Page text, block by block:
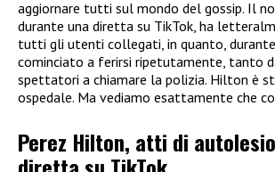
aggiornare tutti sul mondo del gossip. Il
durante una diretta su TikTok, ha
tutti gli utenti collegati, in quanto,
cominciato a ferirsi ripetutamente, tanto
spettatori a chiamare la polizia. Hilton è
ospedale. Ma vediamo esattamente che
Perez Hilton, atti di